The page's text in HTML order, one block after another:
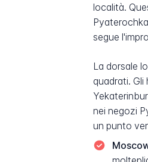
località.
segue
La dorsale
quadrati.
nei negozi
un punto